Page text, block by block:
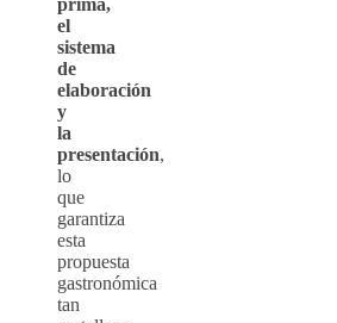
prima,
el
sistema
de
elaboración
y
la
presentación,
lo
que
garantiza
esta
propuesta
gastronómica
tan